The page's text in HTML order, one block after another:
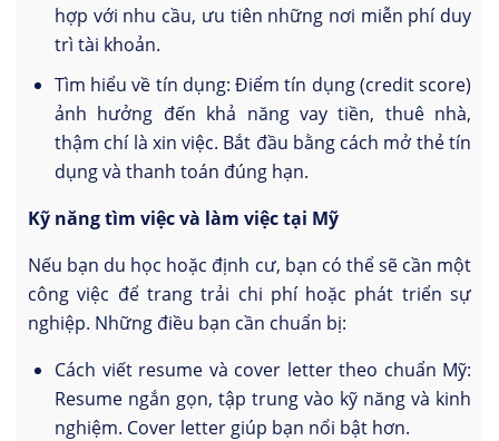
hợp với nhu cầu, ưu tiên những nơi miễn phí duy
trì tài khoản.
Tìm hiểu về tín dụng: Điểm tín dụng (credit score)
ảnh hưởng đến khả năng vay tiền, thuê nhà,
thậm chí là xin việc. Bắt đầu bằng cách mở thẻ tín
dụng và thanh toán đúng hạn.
Kỹ năng tìm việc và làm việc tại Mỹ
Nếu bạn du học hoặc định cư, bạn có thể sẽ cần một
công việc để trang trải chi phí hoặc phát triển sự
nghiệp. Những điều bạn cần chuẩn bị:
Cách viết resume và cover letter theo chuẩn Mỹ:
Resume ngắn gọn, tập trung vào kỹ năng và kinh
nghiệm. Cover letter giúp bạn nổi bật hơn.